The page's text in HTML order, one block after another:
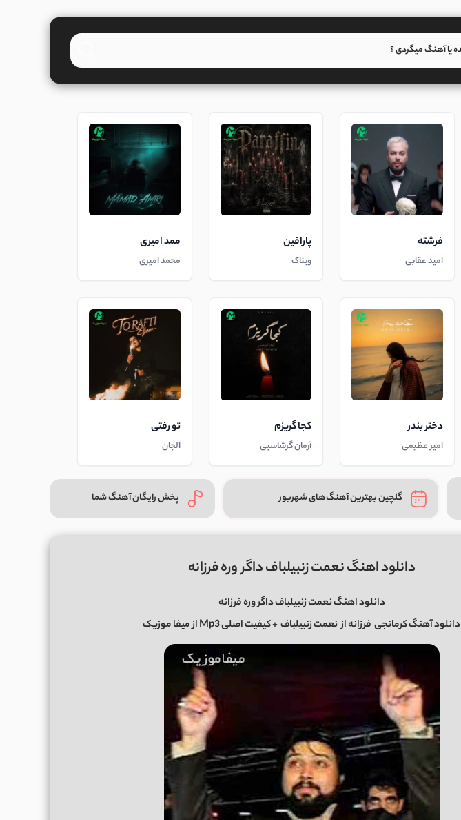
فرشته
امید عقابی
پارافین
ویناک
ممد امیری
محمد امیری
دختر بندر
امیر عظیمی
کجا گریزم
آرمان گرشاسبی
تو رفتی
الجان
گلچین بهترین آهنگ‌های شهریور پخش رایگان آهنگ شما
دانلود اهنگ نعمت زنبیلباف داگر وره فرزانه
دانلود اهنگ نعمت زنبیلباف داگر وره فرزانه
دانلود آهنگ کرمانجی فرزانه ازنعمت زنبیلباف+ کیفیت اصلی Mp3 از میفا موزیک